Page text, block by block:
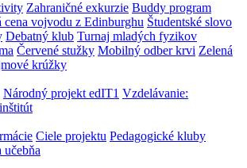
Zahraničné exkurzie Buddy program
cena vojvodu z Edinburghu Študentské slovo
Debatný klub Turnaj mladých fyzikov
Červené stužky Mobilný odber krvi Zelená
krúžky
Národný projekt edIT1 Vzdelávanie:
Ciele projektu Pedagogické kluby